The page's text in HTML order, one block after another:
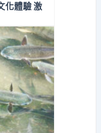
化體驗 激